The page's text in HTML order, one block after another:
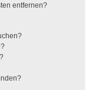
entfernen?